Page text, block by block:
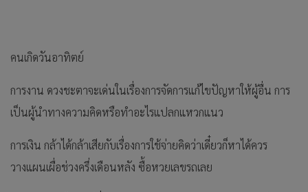
คนเกิดวันอาทิตย์
การงาน ดวงชะตาจะเด่นในเรื่องการจัดการแก้ไขปัญหาให้ผู้อื่น การ
เป็นผู้นำทางความคิดหรือทำอะไรแปลกแหวกแนว
การเงิน กล้าได้กล้าเสียกับเรื่องการใช้จ่ายคิดว่าเดี๋ยวก็หาได้ควร
วางแผนเผื่อช่วงครึ่งเดือนหลัง ซื้อหวยเลขรถเลย